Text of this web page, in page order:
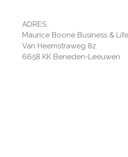
e
b
o
o
a
g
r
u
b
e
e
I
s
ADRES:
Maurice Boone Business &
Van Heemstraweg 82
6658 KK Beneden-Leeuwen